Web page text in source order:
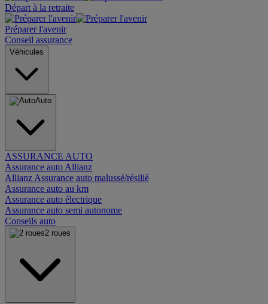
Départ à la retraite
Préparer l'avenir
Conseil assurance
Véhicules
Auto
ASSURANCE AUTO
Assurance auto Allianz
Allianz Assurance auto malussé/résilié
Assurance auto au km
Assurance auto électrique
Assurance auto semi autonome
Conseils auto
2 roues